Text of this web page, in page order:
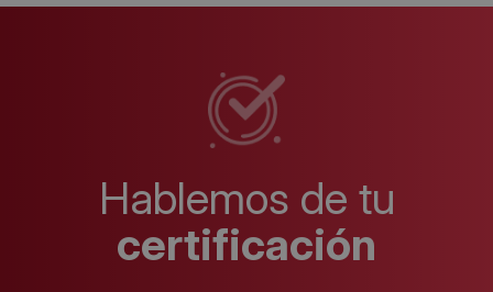
Hablemos de tu
certificación